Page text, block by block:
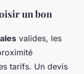
un bon
valides, les
tarifs. Un devis